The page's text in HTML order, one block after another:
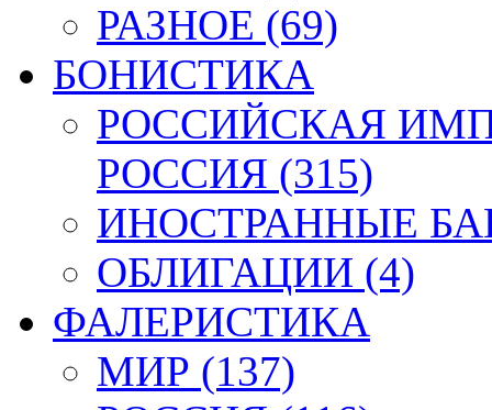
РАЗНОЕ (69)
БОНИСТИКА
РОССИЙСКАЯ
РОССИЯ (315)
ИНОСТРАННЫЕ
ОБЛИГАЦИИ (4)
ФАЛЕРИСТИКА
МИР (137)